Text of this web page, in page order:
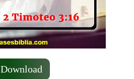
Download